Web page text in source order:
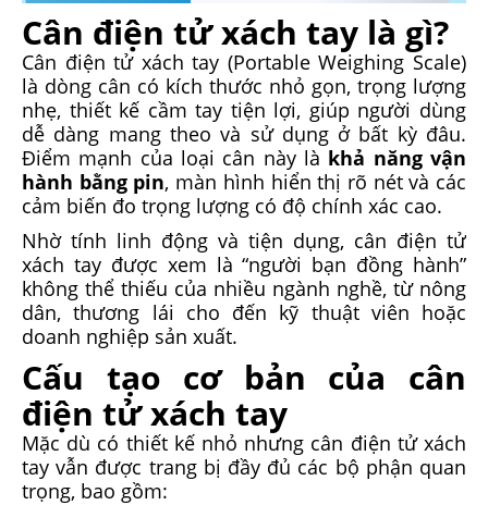
Cân điện tử xách tay là gì?
Cân điện tử xách tay (Portable Weighing Scale)
là dòng cân có kích thước nhỏ gọn, trọng lượng
nhẹ, thiết kế cầm tay tiện lợi, giúp người dùng
dễ dàng mang theo và sử dụng ở bất kỳ đâu.
Điểm mạnh của loại cân này là khả năng vận
hành bằng pin, màn hình hiển thị rõ nét và các
cảm biến đo trọng lượng có độ chính xác cao.
Nhờ tính linh động và tiện dụng, cân điện tử
xách tay được xem là “người bạn đồng hành”
không thể thiếu của nhiều ngành nghề, từ nông
dân, thương lái cho đến kỹ thuật viên hoặc
doanh nghiệp sản xuất.
Cấu tạo cơ bản của cân
điện tử xách tay
Mặc dù có thiết kế nhỏ nhưng cân điện tử xách
tay vẫn được trang bị đầy đủ các bộ phận quan
trọng, bao gồm: